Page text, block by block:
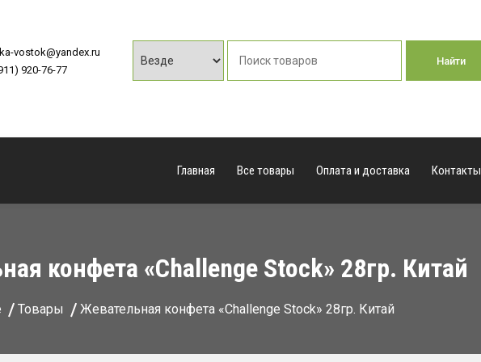
vostok@yandex.ru
920-76-77
Найти
Главная Все товары Оплата и доставка Контакты
конфета «Challenge Stock» 28гр. Китай
Товары Жевательная конфета «Challenge Stock» 28гр. Китай